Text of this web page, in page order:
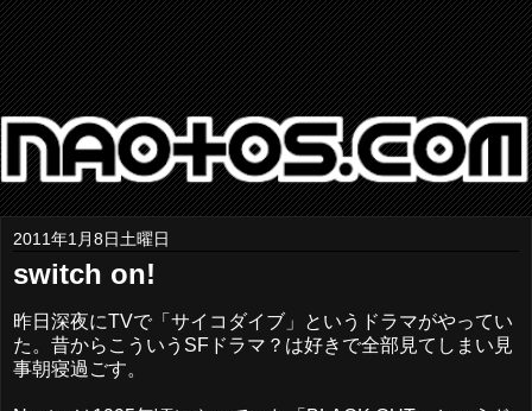
2011年1月8日土曜日
switch on!
昨日深夜にTVで「サイコダイブ」というドラマがやってい
た。昔からこういうSFドラマ？は好きで全部見てしまい見
事朝寝過ごす。